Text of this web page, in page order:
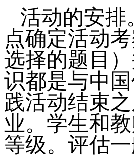
活动的安排
点确定活动
选择的题目
识都是与中
践活动结束
业。学生和
等级。评估